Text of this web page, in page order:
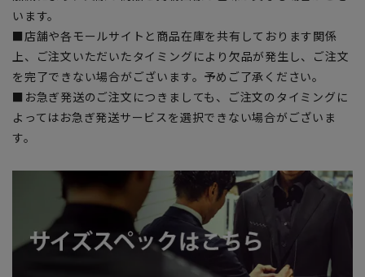
います。
■店舗や各モールサイトと商品在庫を共有しております関係
上、ご注文いただいたタイミングにより欠品が発生し、ご注文
を完了できない場合がございます。予めご了承ください。
■お急ぎ発送のご注文につきましても、ご注文のタイミングに
よってはお急ぎ発送サービスを選択できない場合がございま
す。